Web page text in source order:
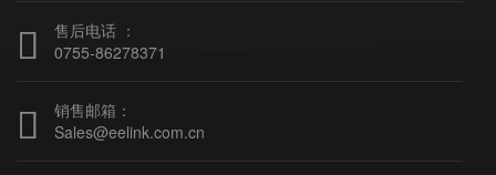

售后电话 ：
0755-86278371

销售邮箱：
Sales@eelink.com.cn